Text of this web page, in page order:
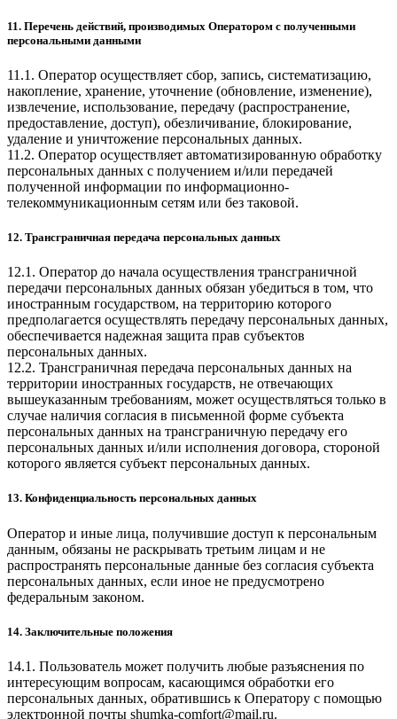
11. Перечень действий, производимых Оператором с полученными
персональными данными
11.1. Оператор осуществляет сбор, запись, систематизацию,
накопление, хранение, уточнение (обновление, изменение),
извлечение, использование, передачу (распространение,
предоставление, доступ), обезличивание, блокирование,
удаление и уничтожение персональных данных.
11.2. Оператор осуществляет автоматизированную обработку
персональных данных с получением и/или передачей
полученной информации по информационно-
телекоммуникационным сетям или без таковой.
12. Трансграничная передача персональных данных
12.1. Оператор до начала осуществления трансграничной
передачи персональных данных обязан убедиться в том, что
иностранным государством, на территорию которого
предполагается осуществлять передачу персональных данных,
обеспечивается надежная защита прав субъектов
персональных данных.
12.2. Трансграничная передача персональных данных на
территории иностранных государств, не отвечающих
вышеуказанным требованиям, может осуществляться только в
случае наличия согласия в письменной форме субъекта
персональных данных на трансграничную передачу его
персональных данных и/или исполнения договора, стороной
которого является субъект персональных данных.
13. Конфиденциальность персональных данных
Оператор и иные лица, получившие доступ к персональным
данным, обязаны не раскрывать третьим лицам и не
распространять персональные данные без согласия субъекта
персональных данных, если иное не предусмотрено
федеральным законом.
14. Заключительные положения
14.1. Пользователь может получить любые разъяснения по
интересующим вопросам, касающимся обработки его
персональных данных, обратившись к Оператору с помощью
электронной почты shumka-comfort@mail.ru.